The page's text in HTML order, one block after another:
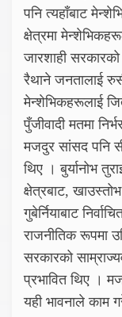
पनि त्यहाँबाट
क्षेत्रमा
जारशाही
रैथाने जनतालाई
मेन्शेभिकहरूलाई
पुँजीवादी मतमा
मजदुर सांसद पनि
थिए । बुर्यानोभ
क्षेत्रबाट,
गुबेर्नियाबाट
राजनीतिक रूपमा
सरकारको
प्रभावित थिए ।
यही भावनाले काम